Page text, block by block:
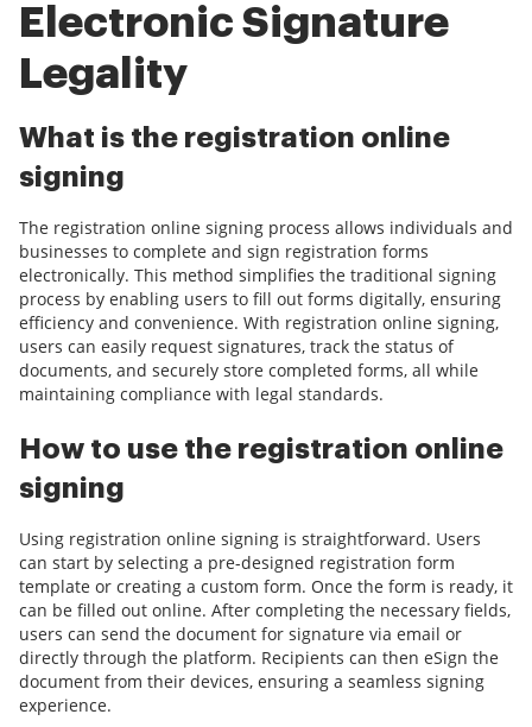
Electronic Signature
Legality
What is the registration online
signing
The registration online signing process allows individuals and
businesses to complete and sign registration forms
electronically. This method simplifies the traditional signing
process by enabling users to fill out forms digitally, ensuring
efficiency and convenience. With registration online signing,
users can easily request signatures, track the status of
documents, and securely store completed forms, all while
maintaining compliance with legal standards.
How to use the registration online
signing
Using registration online signing is straightforward. Users
can start by selecting a pre-designed registration form
template or creating a custom form. Once the form is ready, it
can be filled out online. After completing the necessary fields,
users can send the document for signature via email or
directly through the platform. Recipients can then eSign the
document from their devices, ensuring a seamless signing
experience.